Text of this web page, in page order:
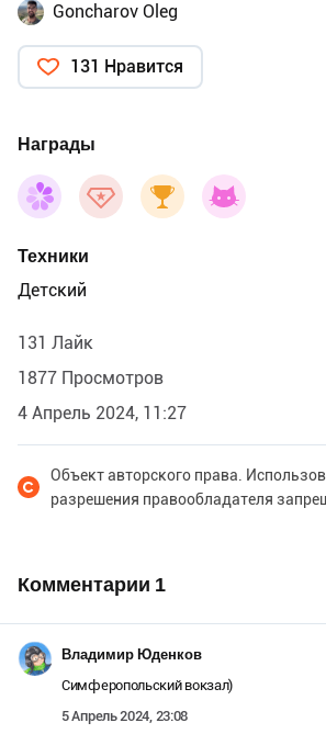
Goncharov Oleg
131 Нравится
Награды
Техники
Детский
131 Лайк
1877 Просмотров
4 Апрель 2024, 11:27
Объект авторского права.
разрешения правообладателя
Комментарии 1
Владимир Юденков
Симферопольский вокзал)
5 Апрель 2024, 23:08